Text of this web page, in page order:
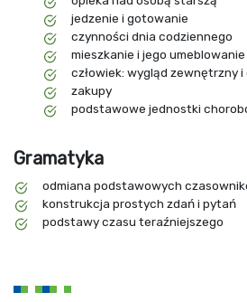
jedzenie i gotowanie
czynności dnia codziennego
mieszkanie i jego umeblowanie
człowiek: wygląd zewnętrzny
zakupy
podstawowe jednostki
Gramatyka
odmiana podstawowych
konstrukcja prostych zdań i pytań
podstawy czasu teraźniejszego